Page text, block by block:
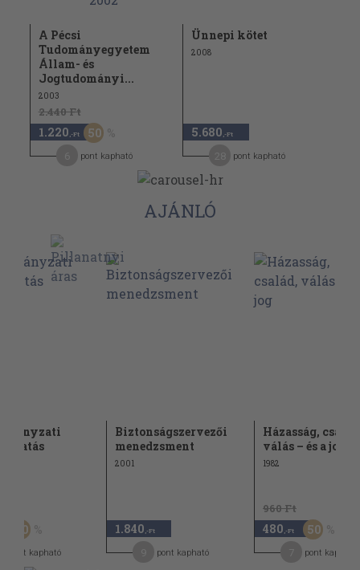
A Pécsi
Tudományegyetem
Állam- és
Jogtudományi...
2003
2.440 Ft
1.220 ,-Ft 50
pont kapható
Ünnepi kötet
2008
5.680 ,-Ft
pont kapható
AJÁNLÓ
20
pont kapható
Biztonságszervezői
menedzsment
2001
1.840 ,-Ft
pont kapható
Házasság,
válás – és a jog
1982
960 Ft
480 ,-Ft 50
pont kapható